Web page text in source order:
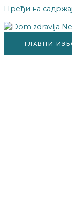
Пређи на садржај
ГЛАВНИ